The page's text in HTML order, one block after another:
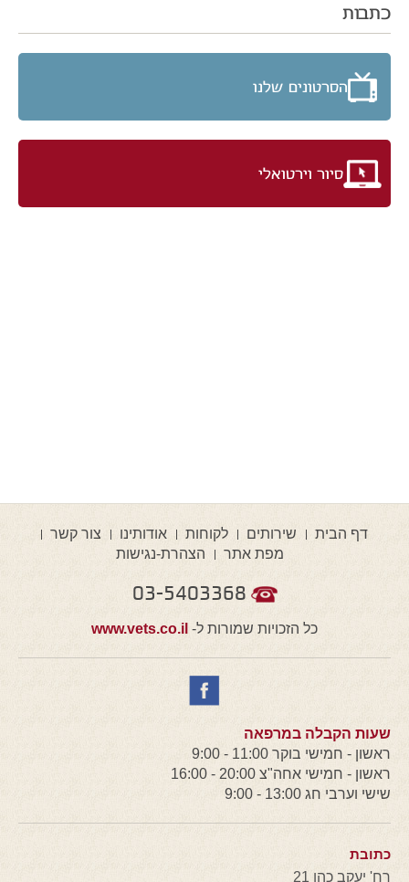
כתבות
הסרטונים שלנו
סיור וירטואלי
דף הבית שירותים לקוחות אודותינו
צור קשר
מפת אתר
הצהרת-נגישות
03-5403368
כל הזכויות שמורות ל- www.vets.co.il
שעות הקבלה במרפאה
ראשון - חמישי בוקר 11:00 - 9:00
ראשון - חמישי אחה"צ 20:00 - 16:00
שישי וערבי חג 13:00 - 9:00
כתובת
רח' יעקב כהן 21